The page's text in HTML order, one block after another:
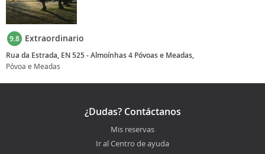
9.8 Extraordinario
Rua da Estrada, EN 525 - Almoínhas 4 Póvoas e Meadas,
Póvoa e Meadas
¿Dudas? Contáctanos
Mis reservas
Ir al Centro de ayuda